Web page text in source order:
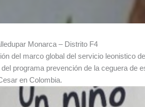
Monarca – Distrito F4
del marco global del servicio leonistico
programa prevención de la ceguera de
en Colombia.